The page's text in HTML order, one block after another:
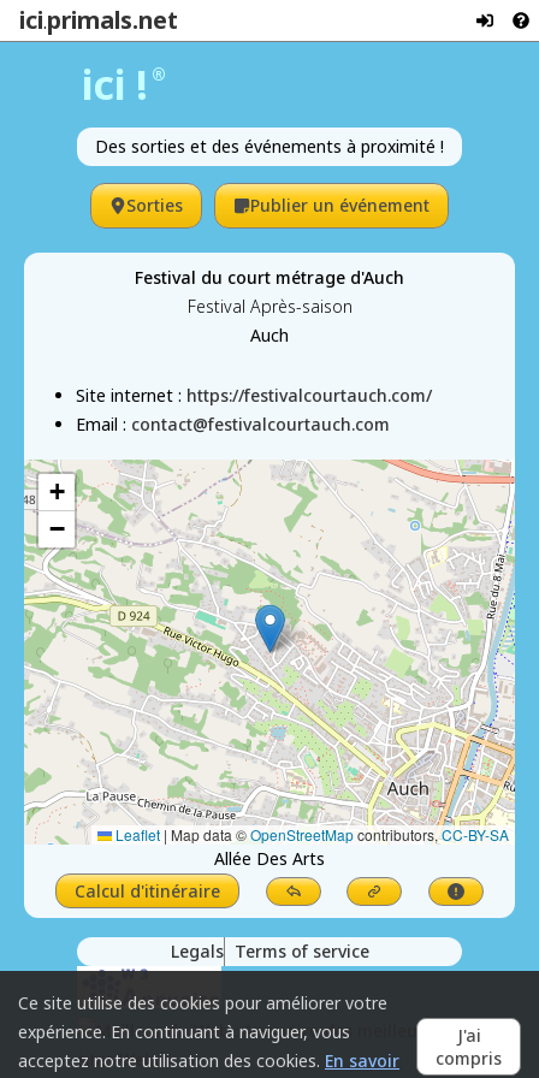
ici.primals.net
ici ! ®
Des sorties et des événements à proximité !
Sorties Publier un événement
Festival du court métrage d'Auch
Festival Après-saison
Auch
Site internet : https://festivalcourtauch.com/
Email : contact@festivalcourtauch.com
+
−
Leaflet | Map data ©OpenStreetMapcontributors,CC-BY-SA
Allée Des Arts
Calcul d'itinéraire
Legals Terms of service
Ce site utilise des cookies pour améliorer votre
expérience. En continuant à naviguer, vous
acceptez notre utilisation des cookies. En savoir
J'ai
compris